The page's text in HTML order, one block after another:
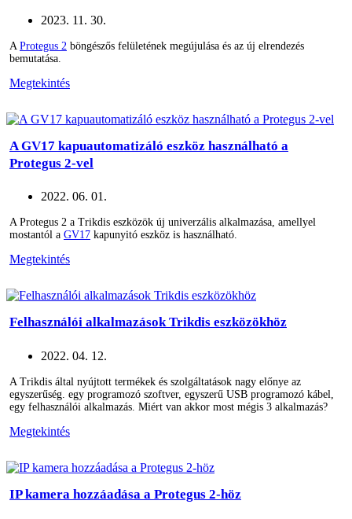
2023. 11. 30.
A Protegus 2 böngészős felületének megújulása és az új elrendezés
bemutatása.
Megtekintés
A GV17 kapuautomatizáló eszköz használható a
Protegus 2-vel
2022. 06. 01.
A Protegus 2 a Trikdis eszközök új univerzális alkalmazása, amellyel
mostantól a GV17 kapunyitó eszköz is használható.
Megtekintés
Felhasználói alkalmazások Trikdis eszközökhöz
2022. 04. 12.
A Trikdis által nyújtott termékek és szolgáltatások nagy előnye az
egyszerűség. egy programozó szoftver, egyszerű USB programozó kábel,
egy felhasználói alkalmazás. Miért van akkor most mégis 3 alkalmazás?
Megtekintés
IP kamera hozzáadása a Protegus 2-höz